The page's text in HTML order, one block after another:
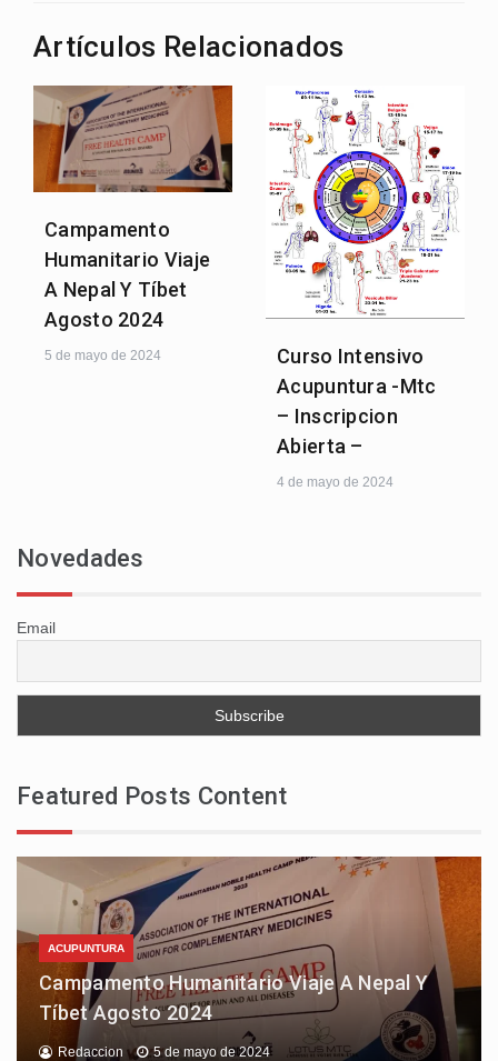
Artículos Relacionados
Campamento
Humanitario Viaje
A Nepal Y Tíbet
Agosto 2024
5 de mayo de 2024
Curso Intensivo
Acupuntura -Mtc
– Inscripcion
Abierta –
4 de mayo de 2024
Novedades
Email
Featured Posts Content
ACUPUNTURA
Campamento Humanitario Viaje A Nepal Y
Tíbet Agosto 2024
Redaccion 5 de mayo de 2024